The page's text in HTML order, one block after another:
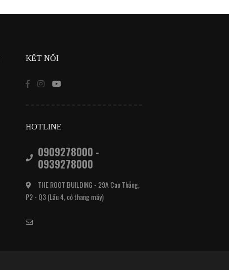
KẾT NỐI
HOTLINE
0909278000 -
0939278000
THE ROOT BUILDING - 29A Cao Thắng,
P2 - Q3 (Lầu 4, có thang máy)